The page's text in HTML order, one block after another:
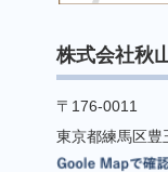
株式会社秋
〒176-0011
東京都練馬区